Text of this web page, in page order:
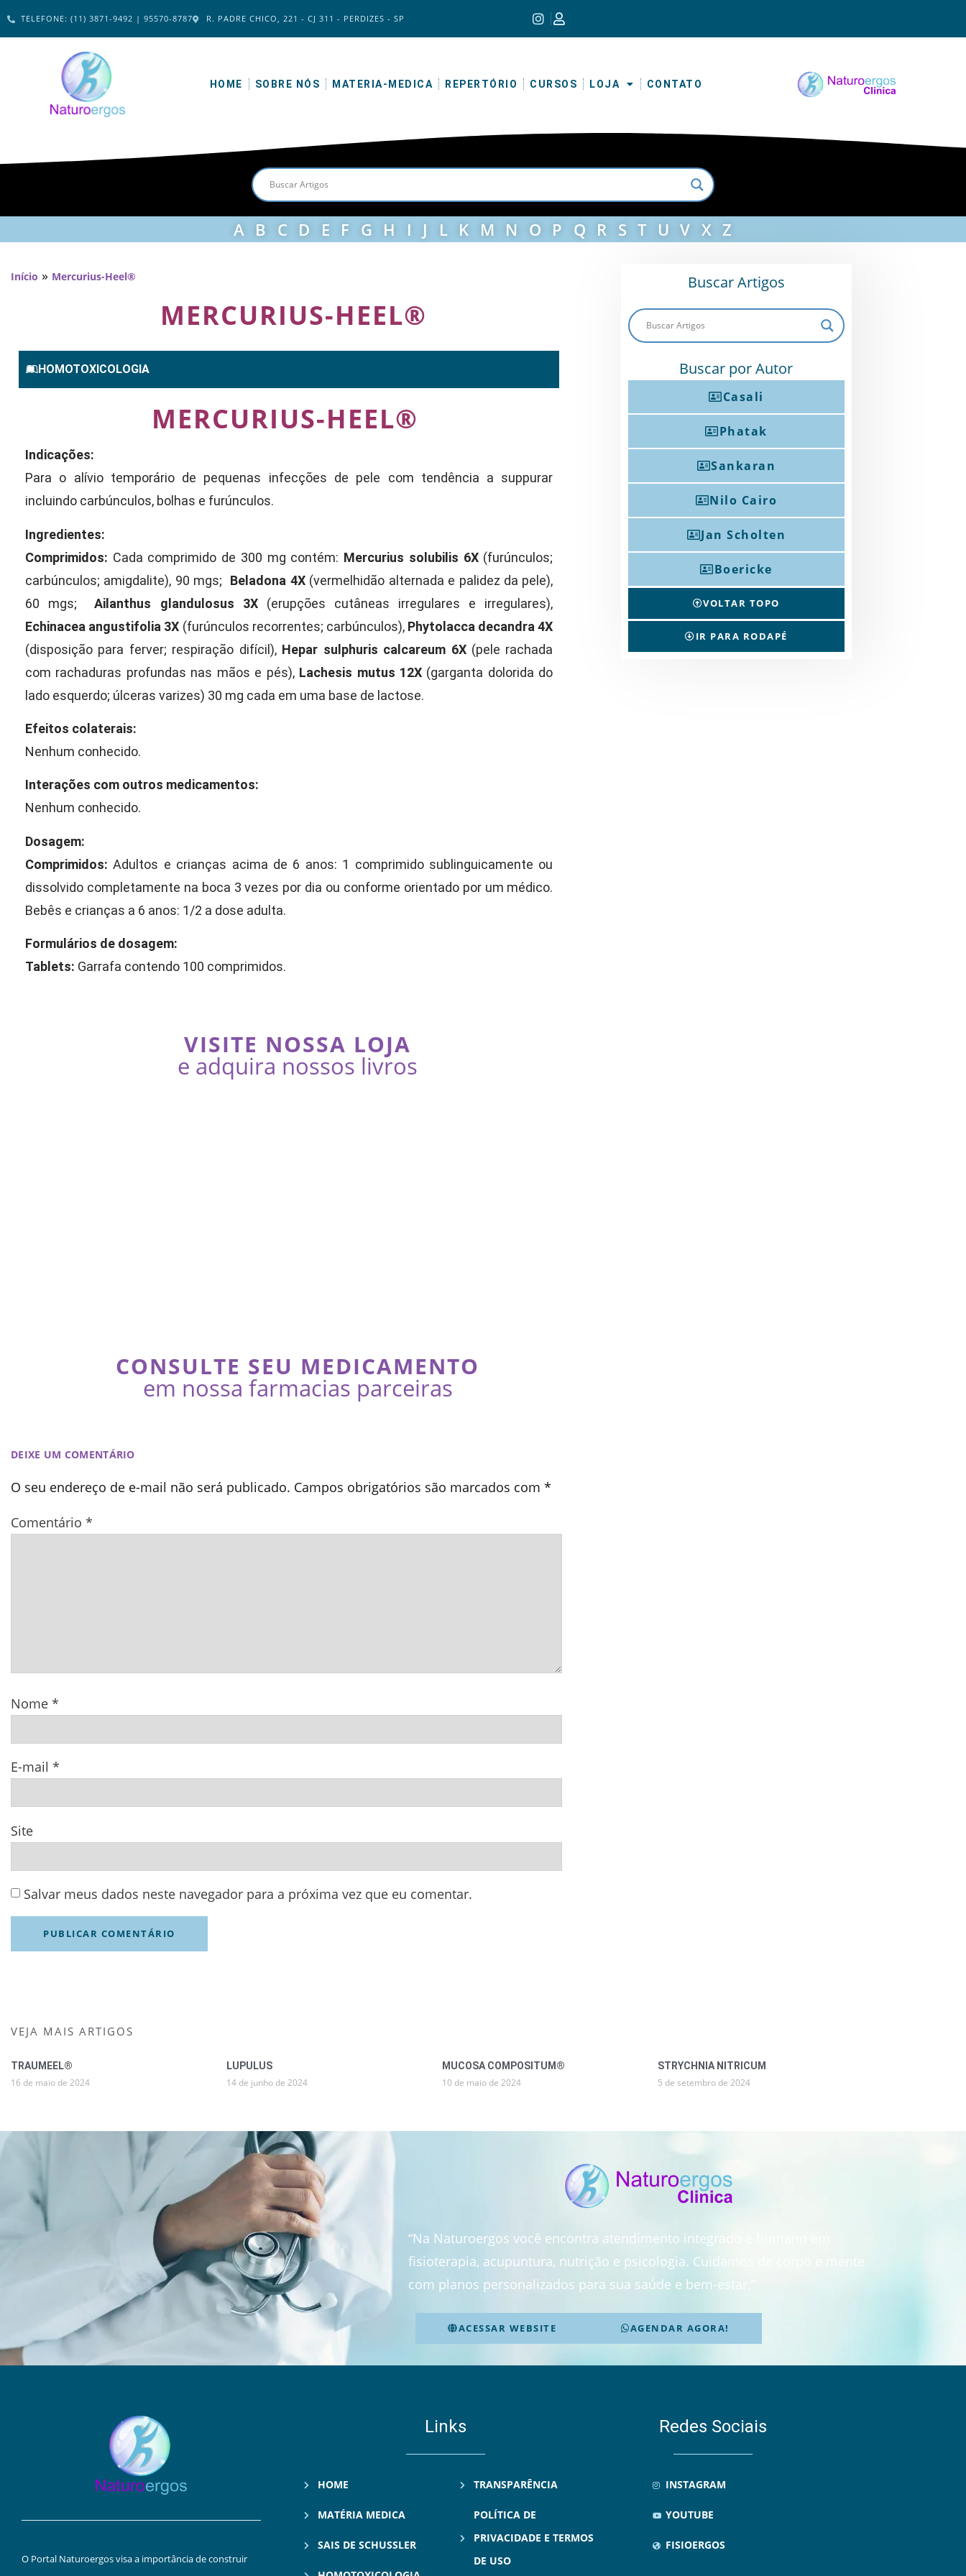
TELEFONE: (11) 3871-9492 | 95570-8787 R. PADRE CHICO, 221 - CJ 311 - PERDIZES - SP
HOME SOBRE NÓS MATERIA-MEDICA REPERTÓRIO CURSOS LOJA CONTATO
A B C D E F G H I J L K M N O P Q R S T U V X Z
Início » Mercurius-Heel®
MERCURIUS-HEEL®
HOMOTOXICOLOGIA
MERCURIUS-HEEL®
Indicações:
Para o alívio temporário de pequenas infecções de pele com tendência a suppurar
incluindo carbúnculos, bolhas e furúnculos.
Ingredientes:
Comprimidos: Cada comprimido de 300 mg contém: Mercurius solubilis 6X (furúnculos;
carbúnculos; amigdalite), 90 mgs; Beladona 4X (vermelhidão alternada e palidez da pele),
60 mgs;Ailanthus glandulosus 3X (erupções cutâneas irregulares e irregulares),
Echinacea angustifolia 3X (furúnculos recorrentes; carbúnculos), Phytolacca decandra 4X
(disposição para ferver; respiração difícil), Hepar sulphuris calcareum 6X (pele rachada
com rachaduras profundas nas mãos e pés), Lachesis mutus 12X (garganta dolorida do
lado esquerdo; úlceras varizes) 30 mg cada em uma base de lactose.
Efeitos colaterais:
Nenhum conhecido.
Interações com outros medicamentos:
Nenhum conhecido.
Dosagem:
Comprimidos: Adultos e crianças acima de 6 anos: 1 comprimido sublinguicamente ou
dissolvido completamente na boca 3 vezes por dia ou conforme orientado por um médico.
Bebês e crianças a 6 anos: 1/2 a dose adulta.
Formulários de dosagem:
Tablets: Garrafa contendo 100 comprimidos.
VISITE NOSSA LOJA
e adquira nossos livros
CONSULTE SEU MEDICAMENTO
em nossa farmacias parceiras
DEIXE UM COMENTÁRIO
O seu endereço de e-mail não será publicado. Campos obrigatórios são marcados com *
Comentário *
Nome *
E-mail *
Site
Salvar meus dados neste navegador para a próxima vez que eu comentar.
Buscar Artigos
Buscar por Autor
Casali
Phatak
Sankaran
Nilo Cairo
Jan Scholten
Boericke
VOLTAR TOPO
IR PARA RODAPÉ
VEJA MAIS ARTIGOS
TRAUMEEL®
16 de maio de 2024
LUPULUS
14 de junho de 2024
MUCOSA COMPOSITUM®
10 de maio de 2024
STRYCHNIA NITRICUM
5 de setembro de 2024
“Na Naturoergos você encontra atendimento integrado e humano em
fisioterapia, acupuntura, nutrição e psicologia. Cuidamos de corpo e mente
com planos personalizados para sua saúde e bem-estar.”
ACESSAR WEBSITE AGENDAR AGORA!
O Portal Naturoergos visa a importância de construir
Links
HOME
MATÉRIA MEDICA
SAIS DE SCHUSSLER
TRANSPARÊNCIA
POLÍTICA DE
PRIVACIDADE E TERMOS
DE USO
Redes Sociais
INSTAGRAM
YOUTUBE
FISIOERGOS